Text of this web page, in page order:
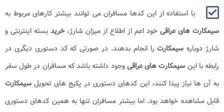
با استفاده از این کدها مسافران می توانند بیشتر کارهای مربوط به
سیمکارت های عراقی خود اعم از اطلاع از میزان شارژ،خرید بسته اینترنتی و
شارژ دوباره سیمکارت را انجام بدهند. در صورتی که کد دستوری دیگری در
رابطه با این سیمکارت های عراقیوجود داشته باشد که مسافران در طول سفر
به آن ها نیاز پیدا کنند، این کدهای دستوری در پکیج های تحویل سیمکارت
قابل مشاهده خواهد بود. اما بیشتر مسافران تنها به همین کدهای دستوری